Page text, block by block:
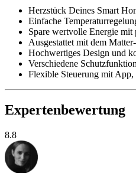
Herzstück Deines Smart
Einfache
Spare wertvolle Energie mit
Ausgestattet mit dem
Hochwertiges Design und
Verschiedene
Flexible Steuerung mit
Expertenbewertung
8.8